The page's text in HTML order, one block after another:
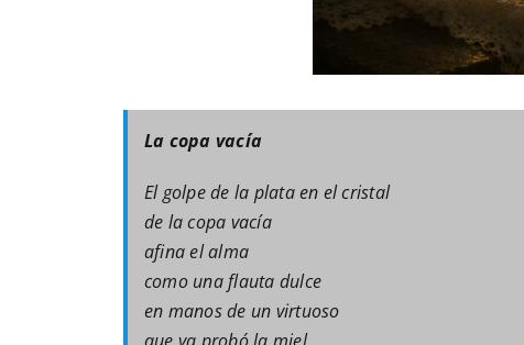
La copa vacía
El golpe de la plata en el cristal
de la copa vacía
afina el alma
como una flauta dulce
en manos de un virtuoso